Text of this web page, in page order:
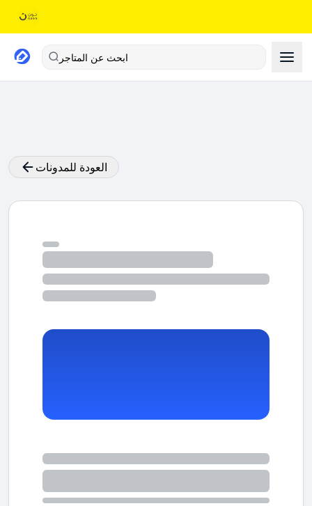
ابحث عن المتاجر
العودة للمدونات